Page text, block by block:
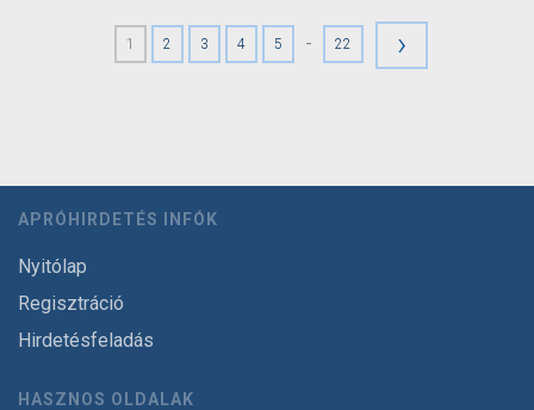
1 2 3 4 5 - 22 ›
APRÓHIRDETÉS INFÓK
Nyitólap
Regisztráció
Hirdetésfeladás
HASZNOS OLDALAK